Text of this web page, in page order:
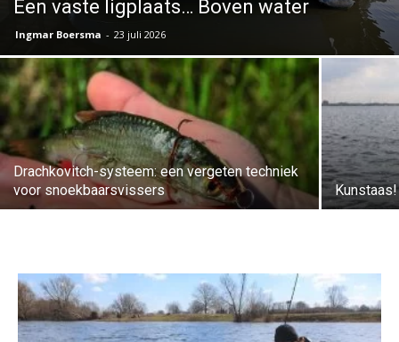
Een vaste ligplaats… Boven water
Ingmar Boersma - 23 juli 2026
Drachkovitch-systeem: een vergeten techniek
voor snoekbaarsvissers
Kunstaas!